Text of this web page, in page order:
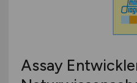
Assay